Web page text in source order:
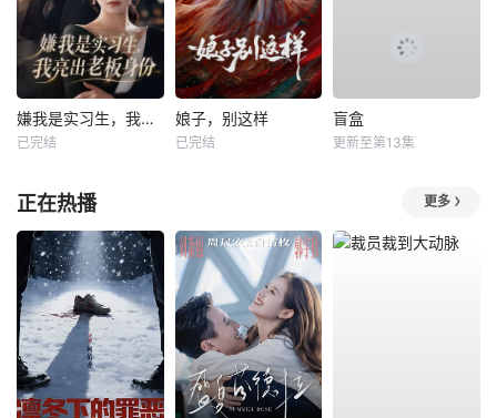
嫌我是实习生，我亮出老板身份
已完结
娘子，别这样
已完结
盲盒
更新至第13集
正在热播 更多